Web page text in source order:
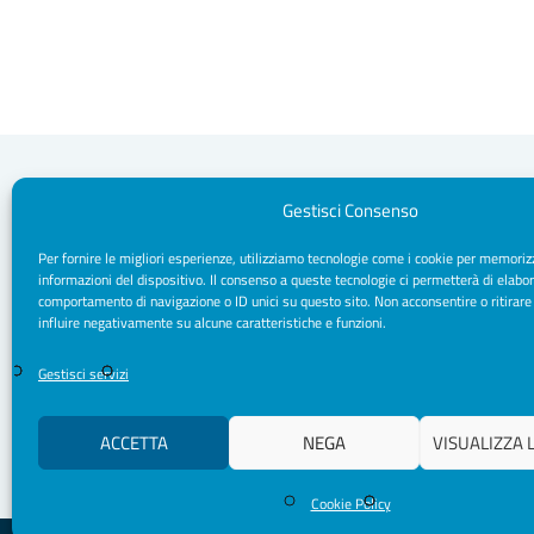
Gestisci Consenso
Per fornire le migliori esperienze, utilizziamo tecnologie come i cookie per
informazioni del dispositivo. Il consenso a queste tecnologie ci permetterà di
comportamento di navigazione o ID unici su questo sito. Non acconsentire o
influire negativamente su alcune caratteristiche e funzioni.
Gestisci servizi
ACCETTA NEGA VISUALIZZA
Cookie Policy
Segreteria Sede
Via Sparano da Bari, 170 - 70121 Bari
CF/ P. IVA: 93091790720